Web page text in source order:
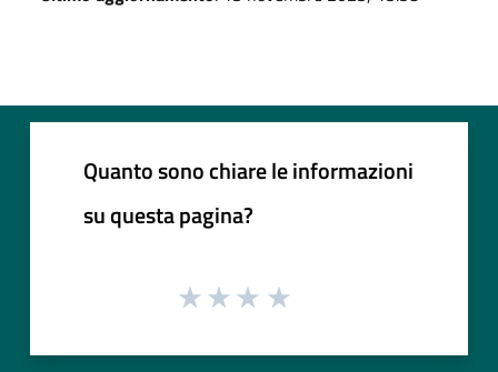
Quanto sono chiare le informazioni
su questa pagina?